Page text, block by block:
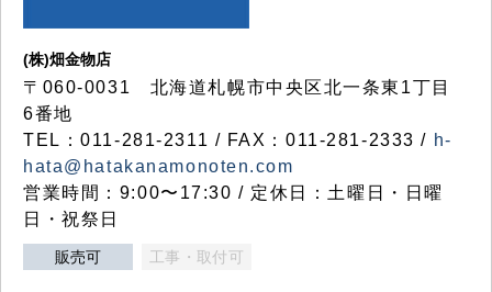
(株)畑金物店
〒060-0031 北海道札幌市中央区北一条東1丁目
6番地
TEL：011-281-2311 / FAX：011-281-2333 / h-
hata@hatakanamonoten.com
営業時間：9:00〜17:30 / 定休日：土曜日・日曜
日・祝祭日
販売可 工事・取付可